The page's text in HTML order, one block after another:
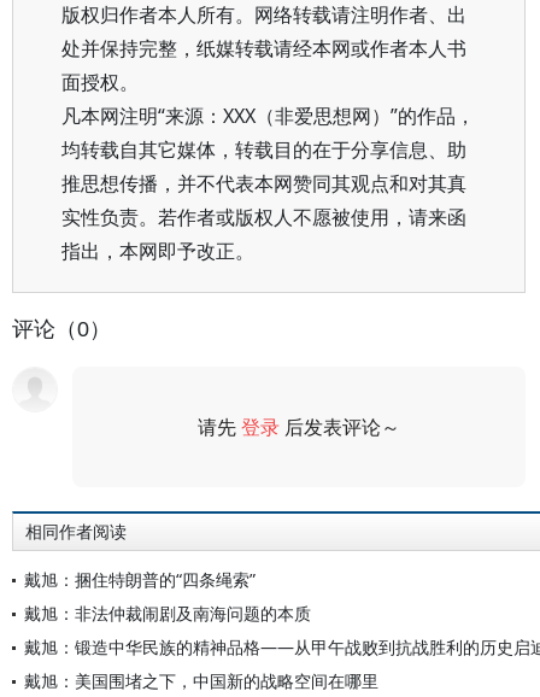
版权归作者本人所有。网络转载请注明作者、出
处并保持完整，纸媒转载请经本网或作者本人书
面授权。
凡本网注明“来源：XXX（非爱思想网）”的作品，
均转载自其它媒体，转载目的在于分享信息、助
推思想传播，并不代表本网赞同其观点和对其真
实性负责。若作者或版权人不愿被使用，请来函
指出，本网即予改正。
评论（0）
请先登录 后发表评论～
相同作者阅读
戴旭：捆住特朗普的“四条绳索”
戴旭：非法仲裁闹剧及南海问题的本质
戴旭：锻造中华民族的精神品格——从甲午战败到抗战胜利的历史启
戴旭：美国围堵之下，中国新的战略空间在哪里